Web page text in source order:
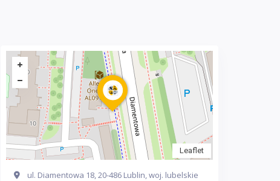
Leaflet
ul. Diamentowa 18, 20-486 Lublin, woj. lubelskie